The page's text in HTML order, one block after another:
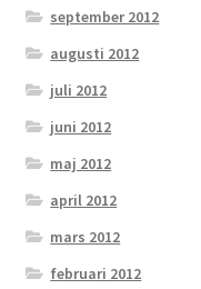
september 2012
augusti 2012
juli 2012
juni 2012
maj 2012
april 2012
mars 2012
februari 2012